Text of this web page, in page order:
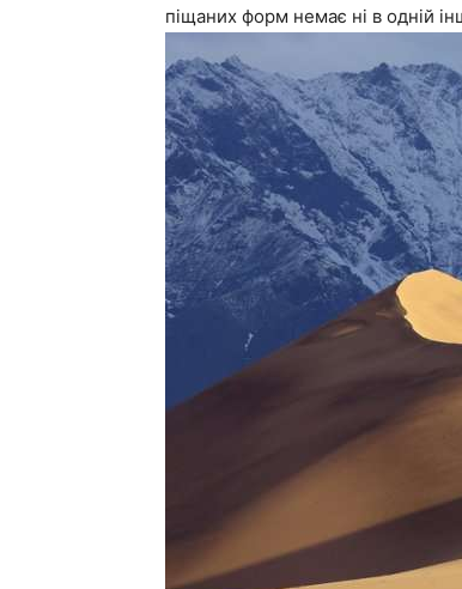
піщаних форм немає ні в одній